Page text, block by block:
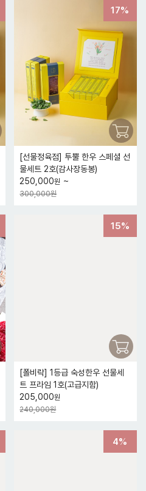
17%
[선물정육점] 투뿔 한우 스페셜 선
물세트 2호(감사장동봉)
250,000원 ~
300,000원
15%
[폴비락] 1등급 숙성한우 선물세
트 프라임 1호(고급지함)
205,000원
240,000원
4%